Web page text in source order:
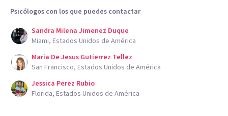
Psicólogos con los que puedes contactar
Sandra Milena Jimenez Duque
Miami, Estados Unidos de América
Maria De Jesus Gutierrez Tellez
San Francisco, Estados Unidos de América
Jessica Perez Rubio
Florida, Estados Unidos de América